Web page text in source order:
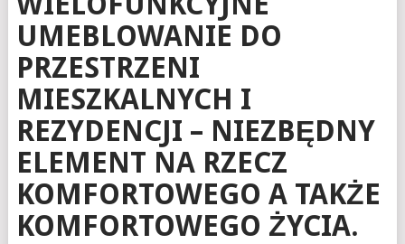
UMEBLOWANIE DO
PRZESTRZENI
MIESZKALNYCH I
REZYDENCJI – NIEZBĘDNY
ELEMENT NA RZECZ
KOMFORTOWEGO A TAKŻE
KOMFORTOWEGO ŻYCIA.